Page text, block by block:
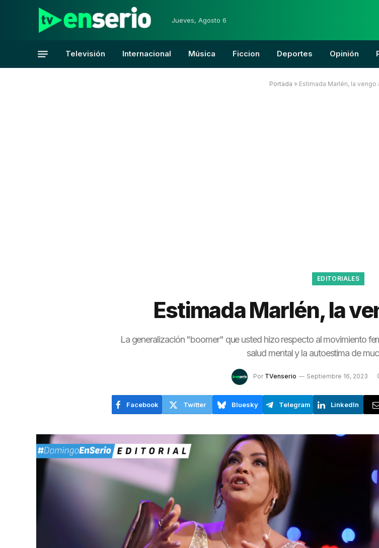
Jueves, Agosto 6
Televisión Internacional Música Ficcion Deportes Opinión
Portada » Estimada Marlén, la vengo
EDITORIALES
Estimada Marlén, la
La generalización "boomer" que usted hizo respecto al movimiento
salud mental y la autoestima de
Por TVenserio Septiembre 16, 2023
Facebook Twitter Bluesky Telegram LinkedIn